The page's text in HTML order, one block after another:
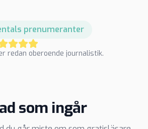
prenumeranter
redan oberoende journalistik.
som ingår